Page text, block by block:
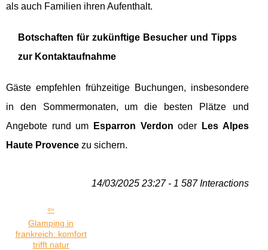
als auch Familien ihren Aufenthalt.
Botschaften für zukünftige Besucher und Tipps
zur Kontaktaufnahme
Gäste empfehlen frühzeitige Buchungen, insbesondere
in den Sommermonaten, um die besten Plätze und
Angebote rund um
Esparron Verdon oder
Les Alpes
Haute Provence zu sichern.
14/03/2025 23:27 - 1 587 Interactions
Glamping in
frankreich: komfort
trifft natur